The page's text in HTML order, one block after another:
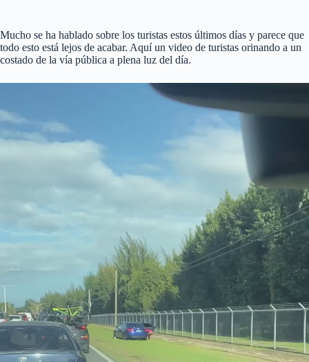
Mucho se ha hablado sobre los turistas estos últimos días y parece que
todo esto está lejos de acabar. Aquí un video de turistas orinando a un
costado de la vía pública a plena luz del día.